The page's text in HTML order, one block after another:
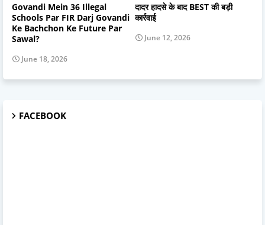
Govandi Mein 36 Illegal
Schools Par FIR Darj Govandi
Ke Bachchon Ke Future Par
Sawal?
June 18, 2026
दादर हादसे के बाद BEST की बड़ी
कार्रवाई
June 12, 2026
FACEBOOK